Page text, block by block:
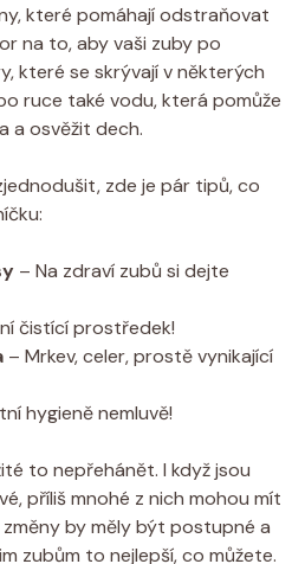
které pomáhají odstraňovat
na to, aby vaši zuby po
které se skrývají v některých
ruce také vodu, která pomůže
a osvěžit dech.
zde je pár tipů, co
– Na zdraví zubů si dejte
čistící prostředek!
– Mrkev, celer, prostě vynikající
hygieně nemluvě!
to nepřehánět. I když jsou
příliš mnohé z nich mohou mít
by měly být postupné a
zubům to nejlepší, co můžete.